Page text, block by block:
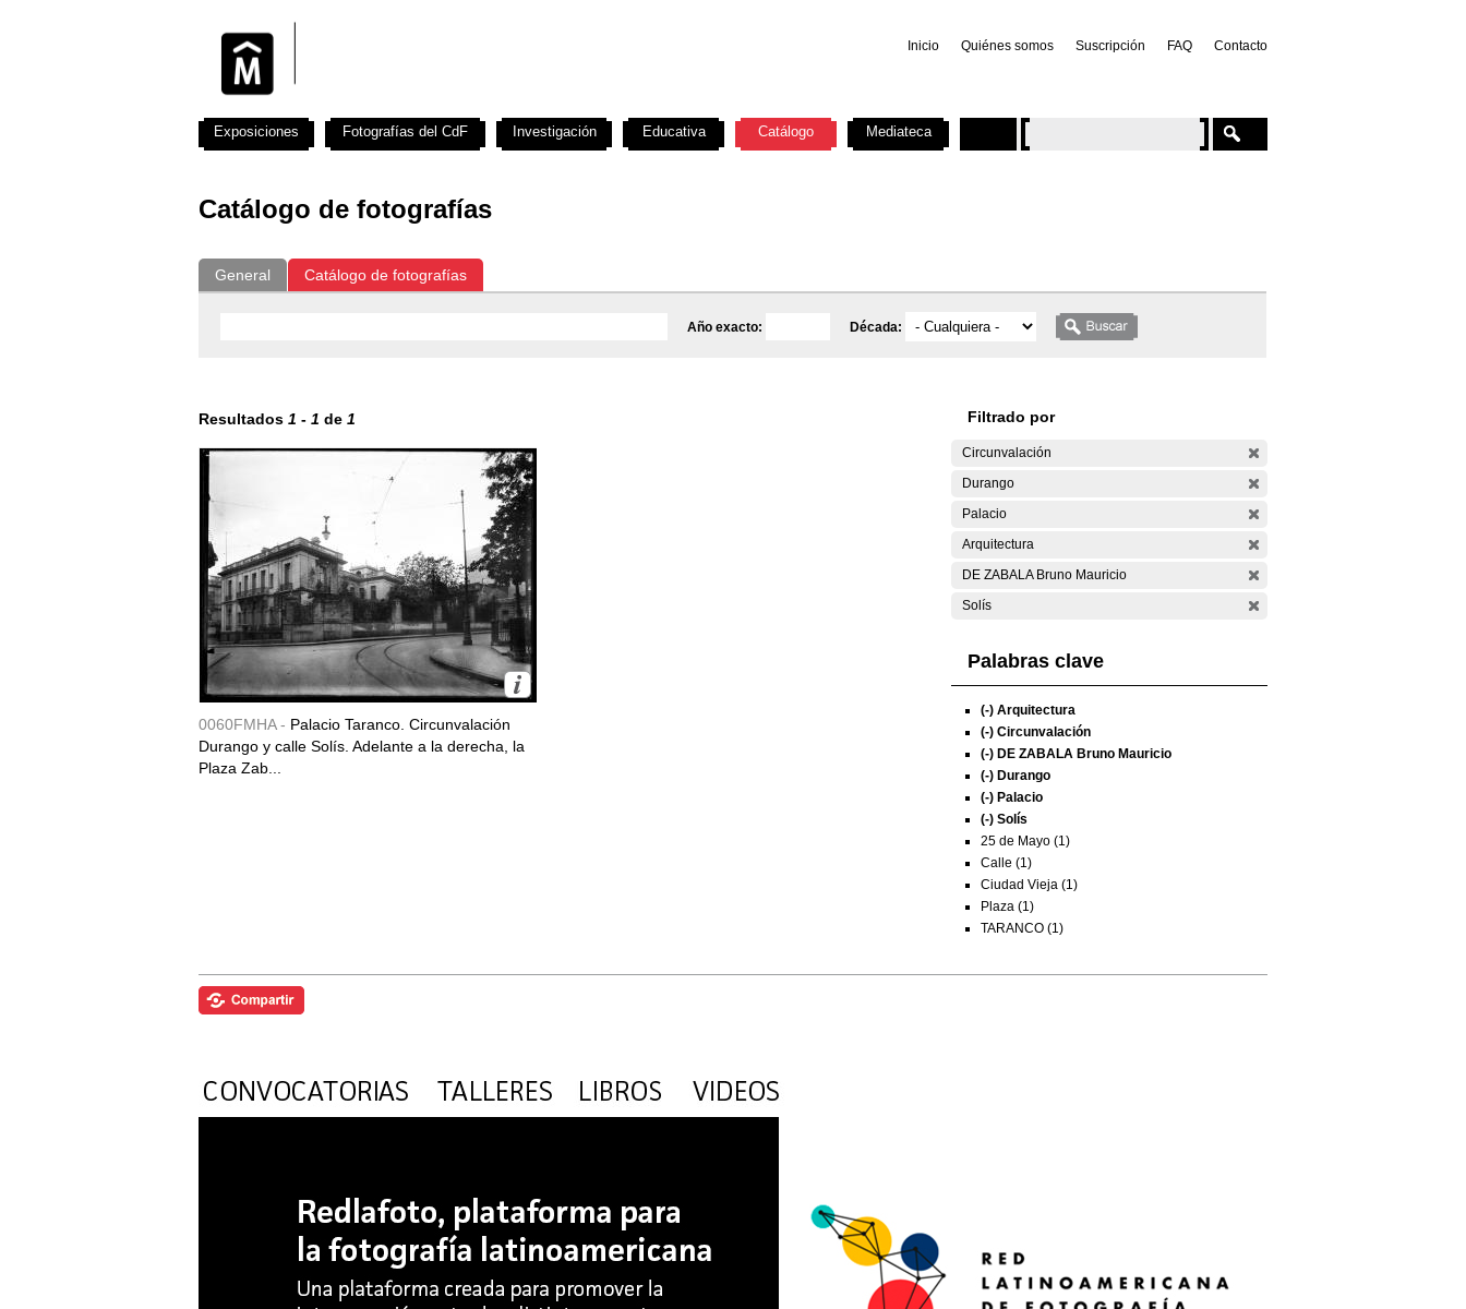
Inicio Quiénes somos Suscripción FAQ Contacto
Catálogo de fotografías
General Catálogo de fotografías
Año exacto: Década:
Resultados 1 - 1 de 1
0060FMHA - Palacio Taranco. Circunvalación
Durango y calle Solís. Adelante a la derecha, la
Plaza Zab...
Filtrado por
Circunvalación
Durango
Palacio
Arquitectura
DE ZABALA Bruno Mauricio
Solís
Palabras clave
(-) Arquitectura
(-) Circunvalación
(-) DE ZABALA Bruno Mauricio
(-) Durango
(-) Palacio
(-) Solís
25 de Mayo (1)
Calle (1)
Ciudad Vieja (1)
Plaza (1)
TARANCO (1)
Exposiciones Fotografías del CdF Investigación Educativa Catálogo Mediateca